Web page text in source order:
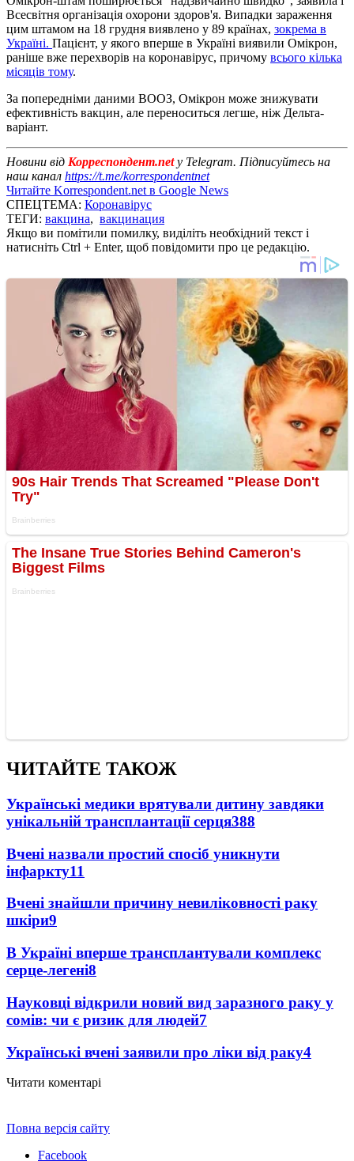
Всесвітня організація охорони здоров'я. Випадки зараження
цим штамом на 18 грудня виявлено у 89 країнах, зокрема в
Україні. Пацієнт, у якого вперше в Україні виявили Омікрон,
раніше вже перехворів на коронавірус, причому всього кілька
місяців тому.
За попередніми даними ВООЗ, Омікрон може знижувати
ефективність вакцин, але переноситься легше, ніж Дельта-
варіант.
Новини від Корреспондент.netу Telegram. Підписуйтесь на
наш канал https://t.me/korrespondentnet
Читайте Korrespondent.net в Google News
СПЕЦТЕМА: Коронавірус
ТЕГИ: вакцина, вакцинация
Якщо ви помітили помилку, виділіть необхідний текст і
натисніть Ctrl + Enter, щоб повідомити про це редакцію.
ЧИТАЙТЕ ТАКОЖ
Українські медики врятували дитину завдяки
унікальній трансплантації серця388
Вчені назвали простий спосіб уникнути
інфаркту11
Вчені знайшли причину невиліковності раку
шкіри9
В Україні вперше трансплантували комплекс
серце-легені8
Науковці відкрили новий вид заразного раку у
сомів: чи є ризик для людей7
Українські вчені заявили про ліки від раку4
Читати коментарі
Повна версія сайту
Facebook